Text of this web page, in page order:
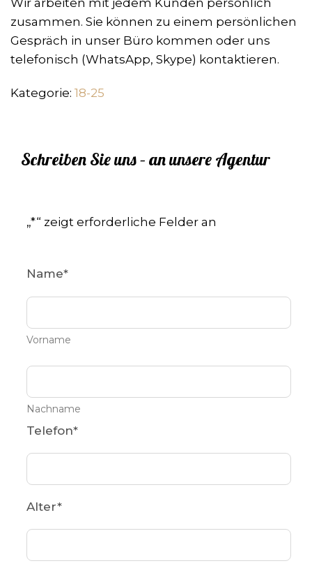
Wir arbeiten mit jedem Kunden persönlich
zusammen. Sie können zu einem persönlichen
Gespräch in unser Büro kommen oder uns
telefonisch (WhatsApp, Skype) kontaktieren.
Kategorie: 18-25
Schreiben Sie uns – an unsere Agentur
„*“ zeigt erforderliche Felder an
Name*
Vorname
Nachname
Telefon*
Alter*